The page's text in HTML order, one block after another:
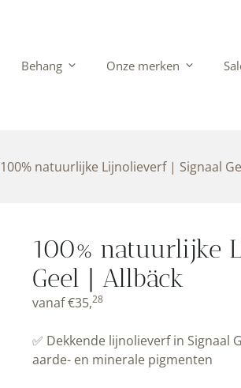
Behang Onze merken
100% natuurlijke Lijnolieverf | Signaal
100% natuurlijke
Geel | Allbäck
vanaf€35,28
✅ Dekkende lijnolieverf in Signaal
aarde- en minerale pigmenten